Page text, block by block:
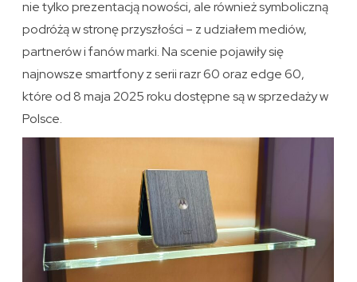
nie tylko prezentacją nowości, ale również symboliczną
podróżą w stronę przyszłości – z udziałem mediów,
partnerów i fanów marki. Na scenie pojawiły się
najnowsze smartfony z serii razr 60 oraz edge 60,
które od 8 maja 2025 roku dostępne są w sprzedaży w
Polsce.